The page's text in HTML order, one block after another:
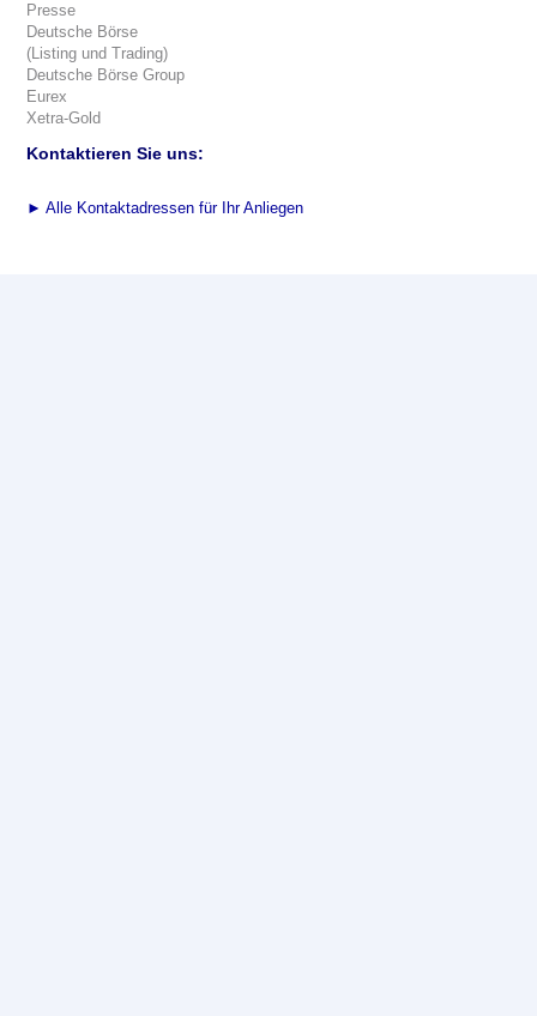
Presse
Deutsche Börse
(Listing und Trading)
Deutsche Börse Group
Eurex
Xetra-Gold
Kontaktieren Sie uns:
► Alle Kontaktadressen für Ihr Anliegen